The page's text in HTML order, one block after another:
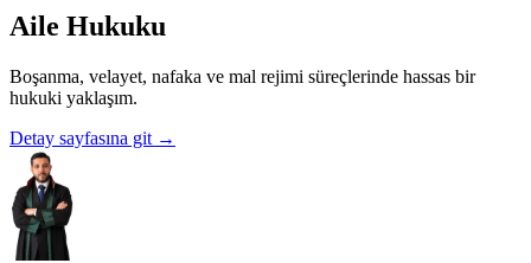
Aile Hukuku
Boşanma, velayet, nafaka ve mal rejimi süreçlerinde hassas bir
hukuki yaklaşım.
Detay sayfasına git →